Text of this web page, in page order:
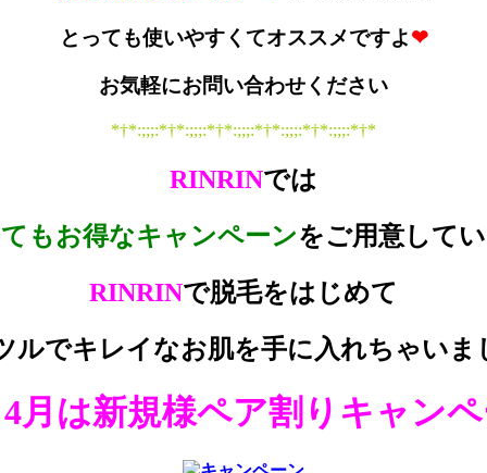
とっても使いやすくてオススメですよ❤
お気軽にお問い合わせください
*†*:;;;:*†*:;;;:*†*:;;;:*†*:;;;:*†*:;;;:*†*
RINRINでは
もお得なキャンペーンをご用意して
RINRINで脱毛をはじめて
ルでキレイなお肌を手に入れちゃい
は新規様ペア割りキャンペ